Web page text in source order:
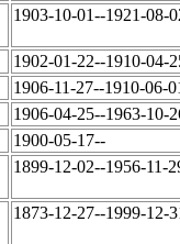
1903-10-01--1921-08-
1902-01-22--1910-04-
1906-11-27--1910-06-
1906-04-25--1963-10-
1900-05-17--
1899-12-02--1956-11-
1873-12-27--1999-12-